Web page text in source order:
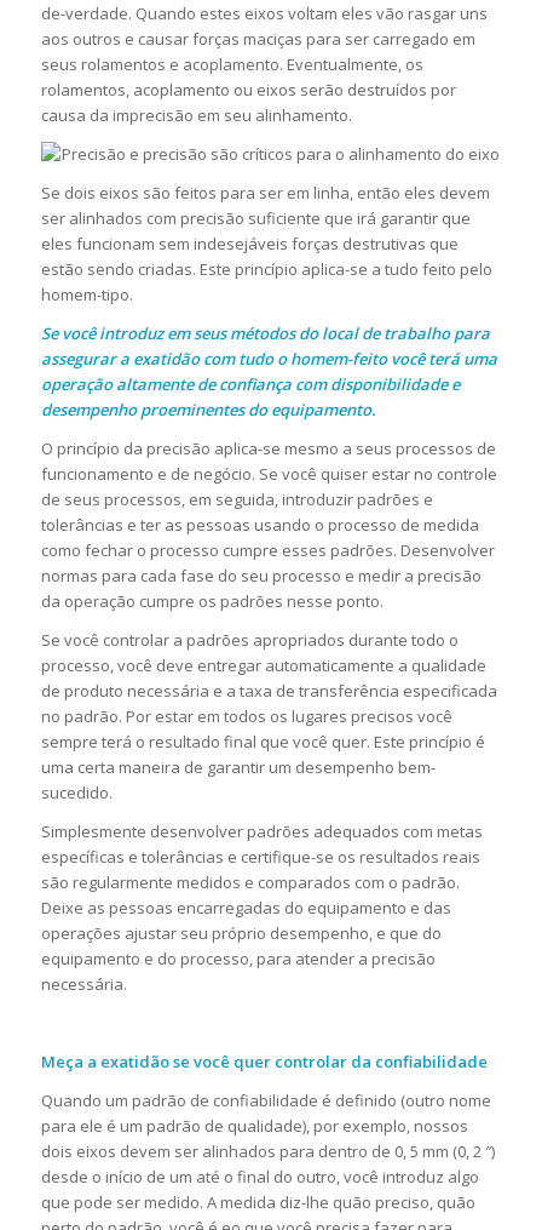
de-verdade. Quando estes eixos voltam eles vão rasgar uns
aos outros e causar forças maciças para ser carregado em
seus rolamentos e acoplamento. Eventualmente, os
rolamentos, acoplamento ou eixos serão destruídos por
causa da imprecisão em seu alinhamento.
Se dois eixos são feitos para ser em linha, então eles devem
ser alinhados com precisão suficiente que irá garantir que
eles funcionam sem indesejáveis forças destrutivas que
estão sendo criadas. Este princípio aplica-se a tudo feito pelo
homem-tipo.
Se você introduz em seus métodos do local de trabalho para
assegurar a exatidão com tudo o homem-feito você terá uma
operação altamente de confiança com disponibilidade e
desempenho proeminentes do equipamento.
O princípio da precisão aplica-se mesmo a seus processos de
funcionamento e de negócio. Se você quiser estar no controle
de seus processos, em seguida, introduzir padrões e
tolerâncias e ter as pessoas usando o processo de medida
como fechar o processo cumpre esses padrões. Desenvolver
normas para cada fase do seu processo e medir a precisão
da operação cumpre os padrões nesse ponto.
Se você controlar a padrões apropriados durante todo o
processo, você deve entregar automaticamente a qualidade
de produto necessária e a taxa de transferência especificada
no padrão. Por estar em todos os lugares precisos você
sempre terá o resultado final que você quer. Este princípio é
uma certa maneira de garantir um desempenho bem-
sucedido.
Simplesmente desenvolver padrões adequados com metas
específicas e tolerâncias e certifique-se os resultados reais
são regularmente medidos e comparados com o padrão.
Deixe as pessoas encarregadas do equipamento e das
operações ajustar seu próprio desempenho, e que do
equipamento e do processo, para atender a precisão
necessária.
Meça a exatidão se você quer controlar da confiabilidade
Quando um padrão de confiabilidade é definido (outro nome
para ele é um padrão de qualidade), por exemplo, nossos
dois eixos devem ser alinhados para dentro de 0, 5 mm (0, 2 ″)
desde o início de um até o final do outro, você introduz algo
que pode ser medido. A medida diz-lhe quão preciso, quão